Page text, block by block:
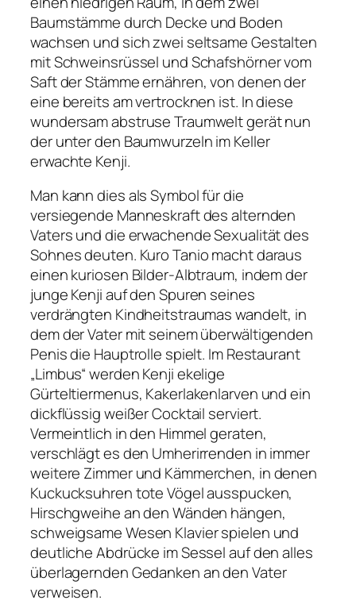
Baumstämme durch Decke und Boden
wachsen und sich zwei seltsame Gestalten
mit Schweinsrüssel und Schafshörner vom
Saft der Stämme ernähren, von denen der
eine bereits am vertrocknen ist. In diese
wundersam abstruse Traumwelt gerät nun
der unter den Baumwurzeln im Keller
erwachte Kenji.
Man kann dies als Symbol für die
versiegende Manneskraft des alternden
Vaters und die erwachende Sexualität des
Sohnes deuten. Kuro Tanio macht daraus
einen kuriosen Bilder-Albtraum, indem der
junge Kenji auf den Spuren seines
verdrängten Kindheitstraumas wandelt, in
dem der Vater mit seinem überwältigenden
Penis die Hauptrolle spielt. Im Restaurant
„Limbus“ werden Kenji ekelige
Gürteltiermenus, Kakerlakenlarven und ein
dickflüssig weißer Cocktail serviert.
Vermeintlich in den Himmel geraten,
verschlägt es den Umherirrenden in immer
weitere Zimmer und Kämmerchen, in denen
Kuckucksuhren tote Vögel ausspucken,
Hirschgweihe an den Wänden hängen,
schweigsame Wesen Klavier spielen und
deutliche Abdrücke im Sessel auf den alles
überlagernden Gedanken an den Vater
verweisen.